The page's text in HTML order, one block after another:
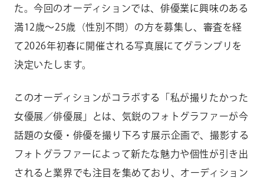
た。今回のオーディションでは、俳優業に興味のある
満12歳〜25歳（性別不問）の方を募集し、審査を経
て2026年初春に開催される写真展にてグランプリを
決定いたします。
このオーディションがコラボする「私が撮りたかった
女優展／俳優展」とは、気鋭のフォトグラファーが今
話題の女優・俳優を撮り下ろす展示企画で、撮影する
フォトグラファーによって新たな魅力や個性が引き出
されると業界でも注目を集めており、オーディション